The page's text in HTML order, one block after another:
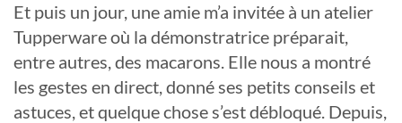
Et puis un jour, une amie m’a invitée à un atelier
Tupperware où la démonstratrice préparait,
entre autres, des macarons. Elle nous a montré
les gestes en direct, donné ses petits conseils et
astuces, et quelque chose s’est débloqué. Depuis,